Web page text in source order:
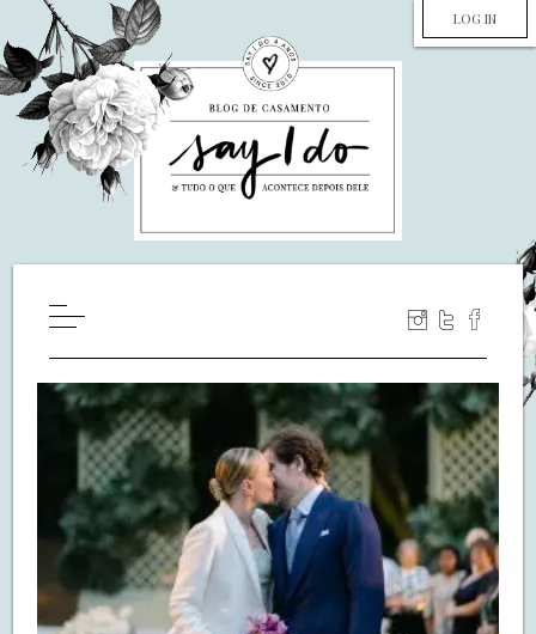
LOG IN
WILL YOU MARRY ME?
LUA DE MEL
COZINHA
DECORAÇÃO
DE NOIVA PRA NOIVA
S.O.S CASADAS
FALE COM O SAY I DO